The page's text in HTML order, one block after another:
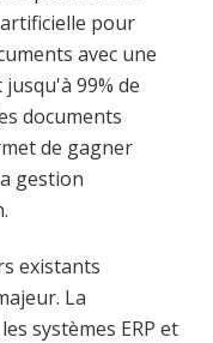
pour
avec une
99% de
documents
de gagner
gestion
existants
La
systèmes ERP et